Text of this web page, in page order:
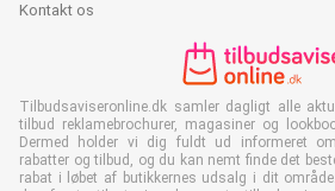
Kontakt os
Tilbudsaviseronline.dk samler dagligt alle
tilbud reklamebrochurer, magasiner og
Dermed holder vi dig fuldt ud informeret
rabatter og tilbud, og du kan nemt finde det
rabat i løbet af butikkernes udsalg i dit